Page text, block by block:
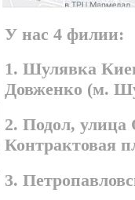
У нас 4 филии:
1. Шулявка
Довженко (м.
2. Подол,
Контрактовая
3.